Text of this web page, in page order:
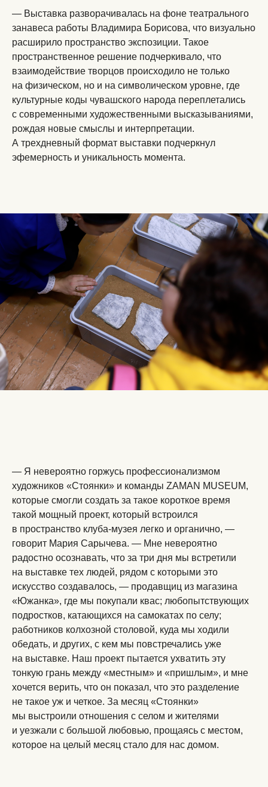
— Выставка разворачивалась на фоне театрального
занавеса работы Владимира Борисова, что визуально
расширило пространство экспозиции. Такое
пространственное решение подчеркивало, что
взаимодействие творцов происходило не только
на физическом, но и на символическом уровне, где
культурные коды чувашского народа переплетались
с современными художественными высказываниями,
рождая новые смыслы и интерпретации.
А трехдневный формат выставки подчеркнул
эфемерность и уникальность момента.
— Я невероятно горжусь профессионализмом
художников «Стоянки» и команды ZAMAN MUSEUM,
которые смогли создать за такое короткое время
такой мощный проект, который встроился
в пространство клуба-музея легко и органично, —
говорит Мария Сарычева. — Мне невероятно
радостно осознавать, что за три дня мы встретили
на выставке тех людей, рядом с которыми это
искусство создавалось, — продавщиц из магазина
«Южанка», где мы покупали квас; любопытствующих
подростков, катающихся на самокатах по селу;
работников колхозной столовой, куда мы ходили
обедать, и других, с кем мы повстречались уже
на выставке. Наш проект пытается ухватить эту
тонкую грань между «местным» и «пришлым», и мне
хочется верить, что он показал, что это разделение
не такое уж и четкое. За месяц «Стоянки»
мы выстроили отношения с селом и жителями
и уезжали с большой любовью, прощаясь с местом,
которое на целый месяц стало для нас домом.